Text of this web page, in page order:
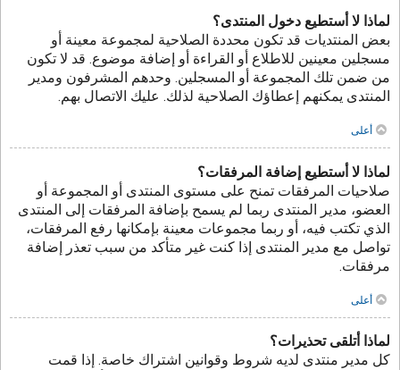
لماذا لا أستطيع دخول المنتدى؟
بعض المنتديات قد تكون محددة الصلاحية لمجموعة معينة أو
مسجلين معينين للاطلاع أو القراءة أو إضافة موضوع. قد لا تكون
من ضمن تلك المجموعة أو المسجلين. وحدهم المشرفون ومدير
المنتدى يمكنهم إعطاؤك الصلاحية لذلك. عليك الاتصال بهم.
أعلى
لماذا لا أستطيع إضافة المرفقات؟
صلاحيات المرفقات تمنح على مستوى المنتدى أو المجموعة أو
العضو، مدير المنتدى ربما لم يسمح بإضافة المرفقات إلى المنتدى
الذي تكتب فيه، أو ربما مجموعات معينة بإمكانها رفع المرفقات،
تواصل مع مدير المنتدى إذا كنت غير متأكد من سبب تعذر إضافة
مرفقات.
أعلى
لماذا أتلقى تحذيرات؟
كل مدير منتدى لديه شروط وقوانين اشتراك خاصة. إذا قمت